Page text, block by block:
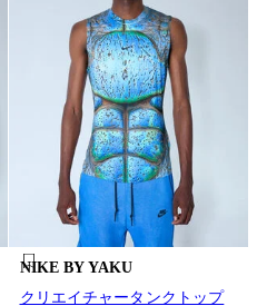
NIKE BY YAKU
クリエイチャータンクトップ